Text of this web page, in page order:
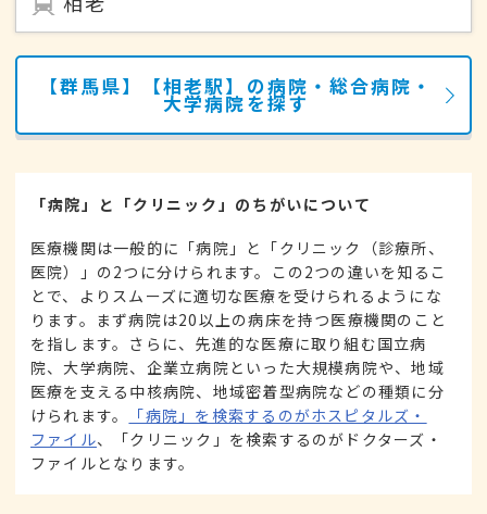
【群馬県】【相老駅】の病院・総合病院・
大学病院を探す
「病院」と「クリニック」のちがいについて
医療機関は一般的に「病院」と「クリニック（診療所、
医院）」の2つに分けられます。この2つの違いを知るこ
とで、よりスムーズに適切な医療を受けられるようにな
ります。まず病院は20以上の病床を持つ医療機関のこと
を指します。さらに、先進的な医療に取り組む国立病
院、大学病院、企業立病院といった大規模病院や、地域
医療を支える中核病院、地域密着型病院などの種類に分
けられます。
「病院」を検索するのがホスピタルズ・
ファイル、「クリニック」を検索するのがドクターズ・
ファイルとなります。